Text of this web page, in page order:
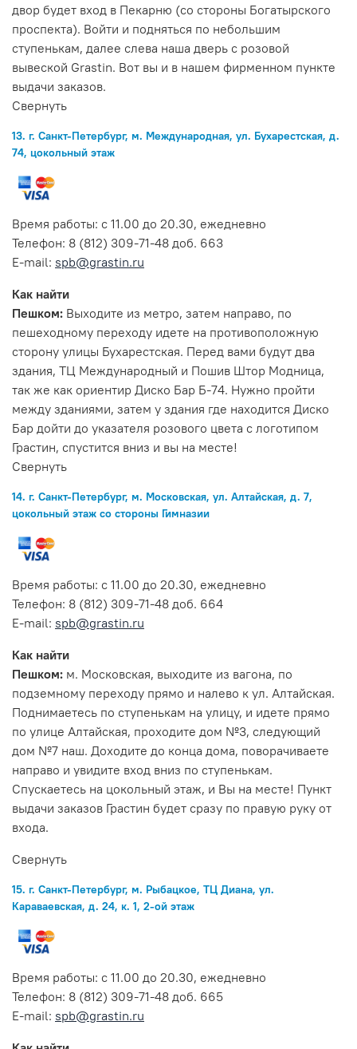
двор будет вход в Пекарню (со стороны Богатырского
проспекта). Войти и подняться по небольшим
ступенькам, далее слева наша дверь с розовой
вывеской Grastin. Вот вы и в нашем фирменном пункте
выдачи заказов.
Свернуть
13. г. Санкт-Петербург, м. Международная, ул. Бухарестская, д.
74, цокольный этаж
Время работы: с 11.00 до 20.30, ежедневно
Телефон: 8 (812) 309-71-48 доб. 663
E-mail: spb@grastin.ru
Как найти
Пешком: Выходите из метро, затем направо, по
пешеходному переходу идете на противоположную
сторону улицы Бухарестская. Перед вами будут два
здания, ТЦ Международный и Пошив Штор Модница,
так же как ориентир Диско Бар Б-74. Нужно пройти
между зданиями, затем у здания где находится Диско
Бар дойти до указателя розового цвета с логотипом
Грастин, спустится вниз и вы на месте!
Свернуть
14. г. Санкт-Петербург, м. Московская, ул. Алтайская, д. 7,
цокольный этаж со стороны Гимназии
Время работы: с 11.00 до 20.30, ежедневно
Телефон: 8 (812) 309-71-48 доб. 664
E-mail: spb@grastin.ru
Как найти
Пешком: м. Московская, выходите из вагона, по
подземному переходу прямо и налево к ул. Алтайская.
Поднимаетесь по ступенькам на улицу, и идете прямо
по улице Алтайская, проходите дом №3, следующий
дом №7 наш. Доходите до конца дома, поворачиваете
направо и увидите вход вниз по ступенькам.
Спускаетесь на цокольный этаж, и Вы на месте! Пункт
выдачи заказов Грастин будет сразу по правую руку от
входа.
Свернуть
15. г. Санкт-Петербург, м. Рыбацкое, ТЦ Диана, ул.
Караваевская, д. 24, к. 1, 2-ой этаж
Время работы: с 11.00 до 20.30, ежедневно
Телефон: 8 (812) 309-71-48 доб. 665
E-mail: spb@grastin.ru